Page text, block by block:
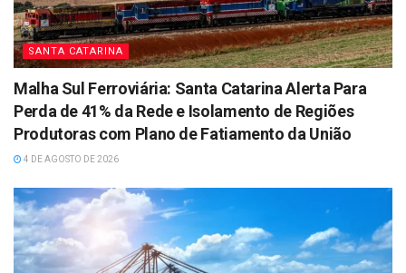
SANTA CATARINA
Malha Sul Ferroviária: Santa Catarina Alerta Para
Perda de 41% da Rede e Isolamento de Regiões
Produtoras com Plano de Fatiamento da União
4 DE AGOSTO DE 2026